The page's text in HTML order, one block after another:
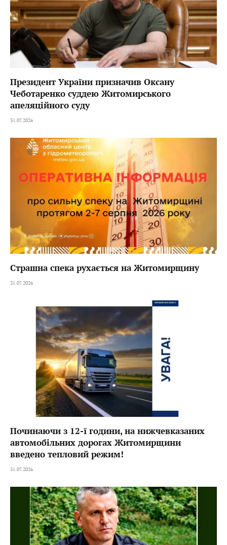
Президент України призначив Оксану
Чеботаренко суддею Житомирського
апеляційного суду
31.07.2026
Страшна спека рухається на Житомирщину
31.07.2026
Починаючи з 12-ї години, на нижчевказаних
автомобільних дорогах Житомирщини
введено тепловий режим!
31.07.2026